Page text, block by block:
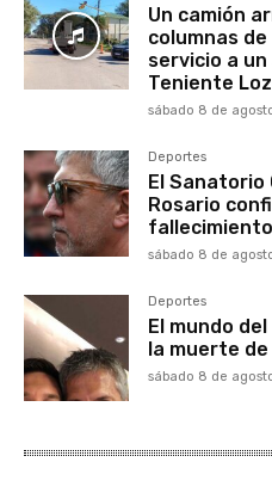
Un camión
columnas
servicio a
Teniente
sábado 8 de
Deportes
El Sanatorio
Rosario
sábado 8 de
Deportes
El mundo
la muerte
sábado 8 de